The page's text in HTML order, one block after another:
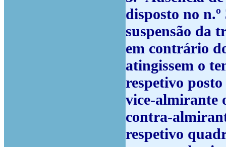
disposto no
suspensão da
em contrário
atingissem o
respetivo
vice-almirante
contra-
respetivo